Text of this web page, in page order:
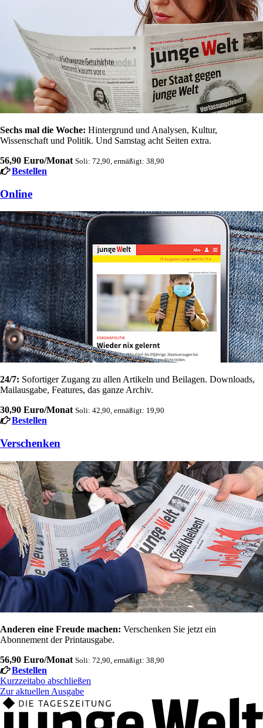
Sechs mal die Woche: Hintergrund und Analysen, Kultur,
Wissenschaft und Politik. Und Samstag acht Seiten extra.
56,90 Euro/Monat Soli: 72,90, ermäßigt: 38,90
Bestellen
Online
24/7: Sofortiger Zugang zu allen Artikeln und Beilagen. Downloads,
Mailausgabe, Features, das ganze Archiv.
30,90 Euro/Monat Soli: 42,90, ermäßigt: 19,90
Bestellen
Verschenken
Anderen eine Freude machen: Verschenken Sie jetzt ein
Abonnement der Printausgabe.
56,90 Euro/Monat Soli: 72,90, ermäßigt: 38,90
Bestellen
Kurzzeitabo abschließen
Zur aktuellen Ausgabe